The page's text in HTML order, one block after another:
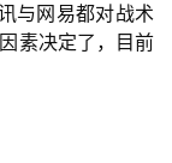
与网易都对战术
素决定了，目前